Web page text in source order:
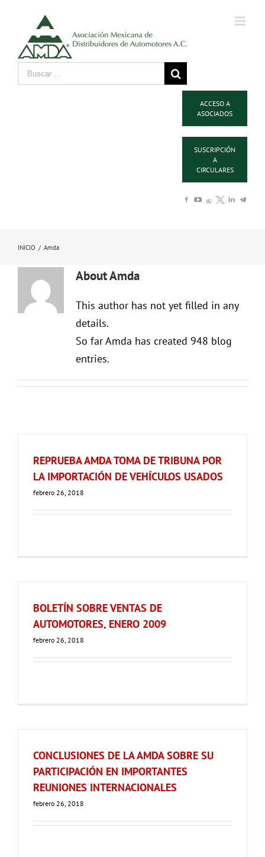
ACCESO A
ASOCIADOS
SUSCRIPCIÓN
A
CIRCULARES
INICIO / Amda
AboutAmda
This author has not yet filled in any
details.
So far Amda has created 948 blog
entries.
REPRUEBA AMDA TOMA DE TRIBUNA POR
LA IMPORTACIÓN DE VEHÍCULOS USADOS
febrero 26, 2018
BOLETÍN SOBRE VENTAS DE
AUTOMOTORES, ENERO 2009
febrero 26, 2018
CONCLUSIONES DE LA AMDA SOBRE SU
PARTICIPACIÓN EN IMPORTANTES
REUNIONES INTERNACIONALES
febrero 26, 2018